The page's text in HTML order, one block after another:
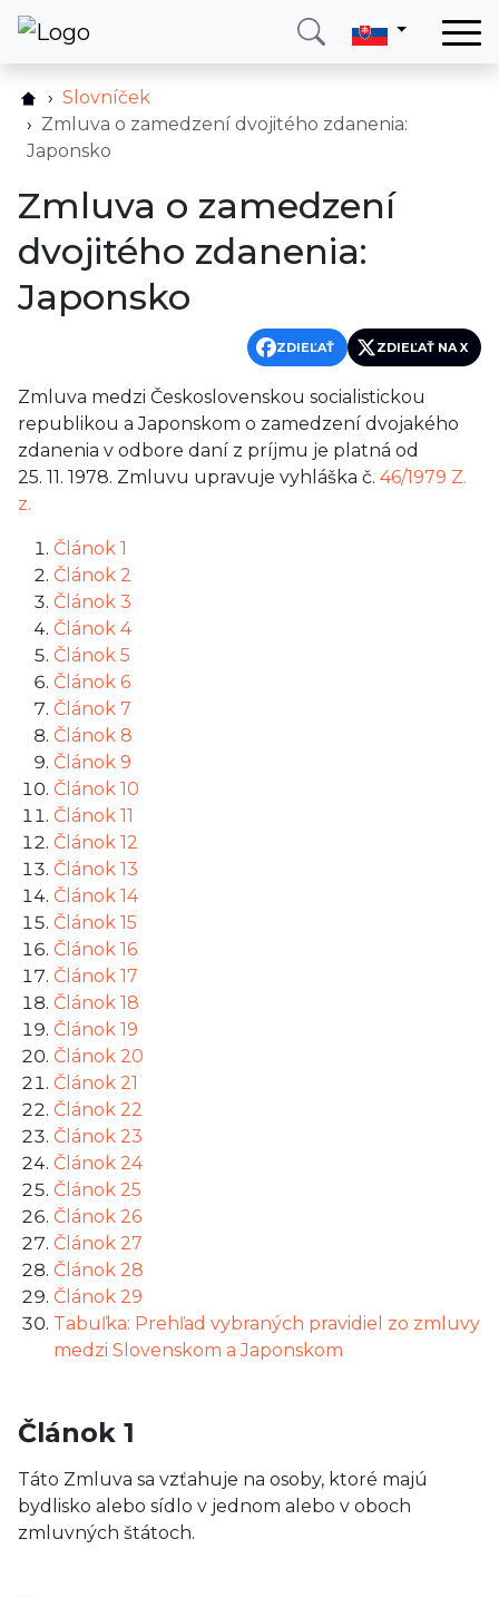
Služby
Krajina
O nás
Blog
Kontakt
Zavolajte mi Prihlásiť sa
Slovníček
Zmluva o zamedzení dvojitého zdanenia:
Japonsko
Zmluva o zamedzení
dvojitého zdanenia:
Japonsko
ZDIEĽAŤ ZDIEĽAŤ NA X
Zmluva medzi Československou socialistickou
republikou a Japonskom o zamedzení dvojakého
zdanenia v odbore daní z príjmu je platná od
25. 11. 1978. Zmluvu upravuje vyhláška č. 46/1979 Z.
z.
Článok 1
Článok 2
Článok 3
Článok 4
Článok 5
Článok 6
Článok 7
Článok 8
Článok 9
Článok 10
Článok 11
Článok 12
Článok 13
Článok 14
Článok 15
Článok 16
Článok 17
Článok 18
Článok 19
Článok 20
Článok 21
Článok 22
Článok 23
Článok 24
Článok 25
Článok 26
Článok 27
Článok 28
Článok 29
Tabuľka: Prehľad vybraných pravidiel zo zmluvy
medzi Slovenskom a Japonskom
Článok 1
Táto Zmluva sa vzťahuje na osoby, ktoré majú
bydlisko alebo sídlo v jednom alebo v oboch
zmluvných štátoch.